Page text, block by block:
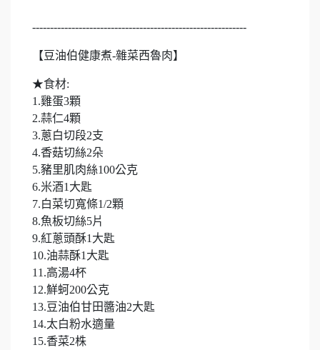
------------------------------------------------------------
【豆油伯健康煮-雜菜西魯肉】
★食材:
1.雞蛋3顆
2.蒜仁4顆
3.蔥白切段2支
4.香菇切絲2朵
5.豬里肌肉絲100公克
6.米酒1大匙
7.白菜切寬條1/2顆
8.魚板切絲5片
9.紅蔥頭酥1大匙
10.油蒜酥1大匙
11.高湯4杯
12.鮮蚵200公克
13.豆油伯甘田醬油2大匙
14.太白粉水適量
15.香菜2株